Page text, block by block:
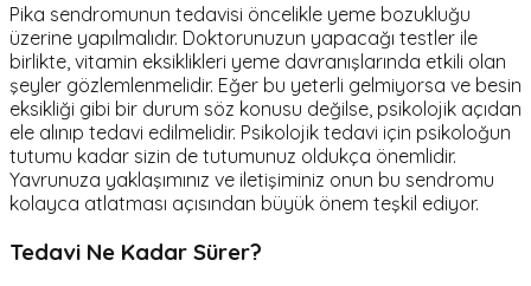
Pika sendromunun tedavisi öncelikle yeme bozukluğu
üzerine yapılmalıdır. Doktorunuzun yapacağı testler ile
birlikte, vitamin eksiklikleri yeme davranışlarında etkili olan
şeyler gözlemlenmelidir. Eğer bu yeterli gelmiyorsa ve besin
eksikliği gibi bir durum söz konusu değilse, psikolojik açıdan
ele alınıp tedavi edilmelidir. Psikolojik tedavi için psikoloğun
tutumu kadar sizin de tutumunuz oldukça önemlidir.
Yavrunuza yaklaşımınız ve iletişiminiz onun bu sendromu
kolayca atlatması açısından büyük önem teşkil ediyor.
Tedavi Ne Kadar Sürer?